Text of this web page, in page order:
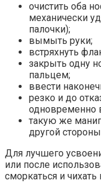
очистить оба
механически
палочки);
вымыть руки;
встряхнуть
закрыть одну
пальцем;
ввести
резко и до
одновременно
такую же
другой
Для лучшего
или после
сморкаться и